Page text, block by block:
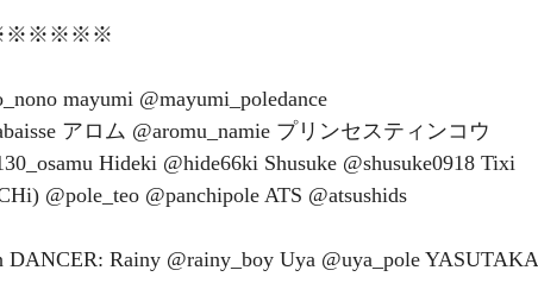
mayumi @mayumi_poledance
Hideki @hide66ki Shusuke @shusuke0918 Tixi
@pole_teo @panchipole ATS @atsushids
Rainy @rainy_boy Uya @uya_pole YASUTAKA